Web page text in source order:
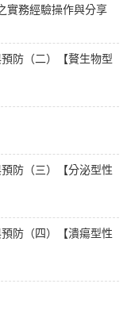
實務經驗操作與分享
防（二）【贅生物型
防（三）【分泌型性
防（四）【潰瘍型性